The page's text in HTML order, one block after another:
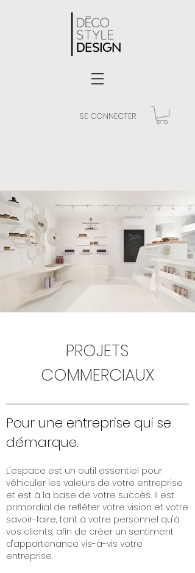
SE CONNECTER
PROJETS
COMMERCIAUX
Pour une entreprise qui se
démarque.
L'espace est un outil essentiel pour
véhiculer les valeurs de votre entreprise
et est à la base de votre succès. Il est
primordial de refléter votre vision et votre
savoir-faire, tant à votre personnel qu'à
vos clients, afin de créer un sentiment
d'appartenance vis-à-vis votre
entreprise.